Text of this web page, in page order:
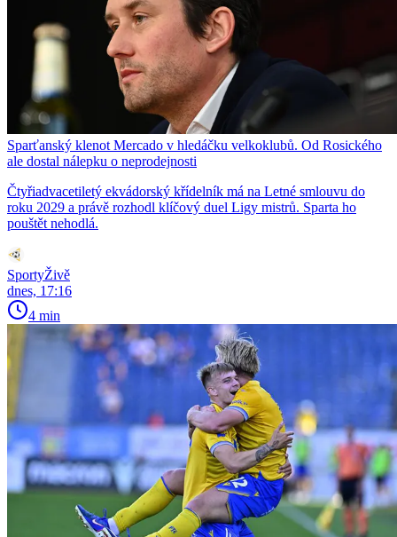
Sparťanský klenot Mercado v hledáčku velkoklubů. Od Rosického
ale dostal nálepku o neprodejnosti
Čtyřiadvacetiletý ekvádorský křídelník má na Letné smlouvu do
roku 2029 a právě rozhodl klíčový duel Ligy mistrů. Sparta ho
pouštět nehodlá.
SportyŽivě
dnes, 17:16
4 min